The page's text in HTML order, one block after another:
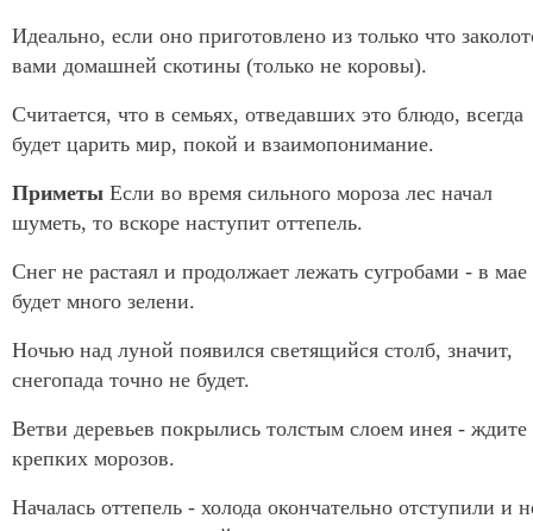
Идеально, если оно приготовлено из только что
вами домашней скотины (только не коровы).
Считается, что в семьях, отведавших это блюдо, всегда
будет царить мир, покой и взаимопонимание.
Приметы Если во время сильного мороза лес начал
шуметь, то вскоре наступит оттепель.
Снег не растаял и продолжает лежать сугробами - в мае
будет много зелени.
Ночью над луной появился светящийся столб, значит,
снегопада точно не будет.
Ветви деревьев покрылись толстым слоем инея - ждите
крепких морозов.
Началась оттепель - холода окончательно отступили и